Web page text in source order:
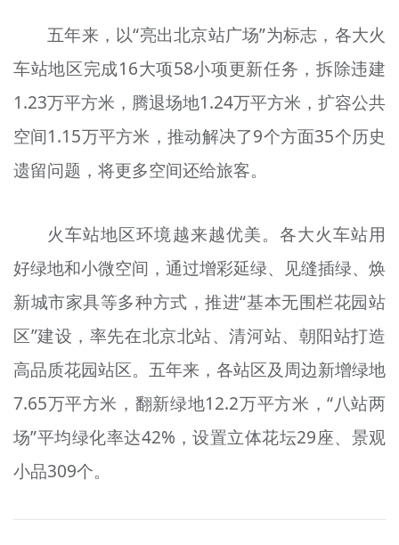
五年来，以“亮出北京站广场”为标志，各大火
车站地区完成16大项58小项更新任务，拆除违建
1.23万平方米，腾退场地1.24万平方米，扩容公共
空间1.15万平方米，推动解决了9个方面35个历史
遗留问题，将更多空间还给旅客。
火车站地区环境越来越优美。各大火车站用
好绿地和小微空间，通过增彩延绿、见缝插绿、焕
新城市家具等多种方式，推进“基本无围栏花园站
区”建设，率先在北京北站、清河站、朝阳站打造
高品质花园站区。五年来，各站区及周边新增绿地
7.65万平方米，翻新绿地12.2万平方米，“八站两
场”平均绿化率达42%，设置立体花坛29座、景观
小品309个。